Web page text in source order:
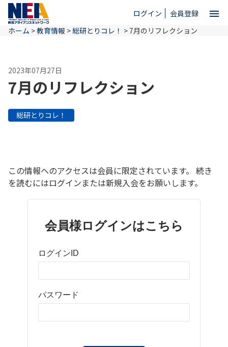
ログイン 会員登録 menu
ホーム
NEAとは
お問い合わせ
ホーム >教育情報 >総研とりコレ！ > 7月のリフレクション
2023年07月27日
7月のリフレクション
総研とりコレ！
この情報へのアクセスは会員に限定されています。 続き
を読むにはログインまたは新規入会をお願いします。
会員様ログインはこちら
ログインID
パスワード